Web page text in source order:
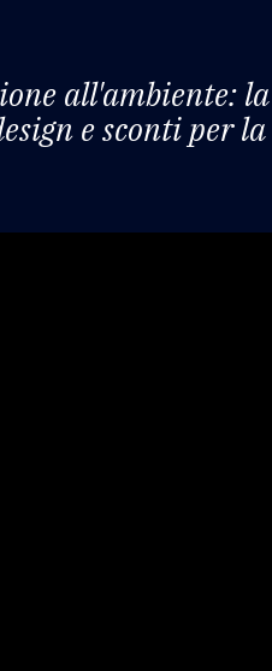
all'ambiente:
e sconti per